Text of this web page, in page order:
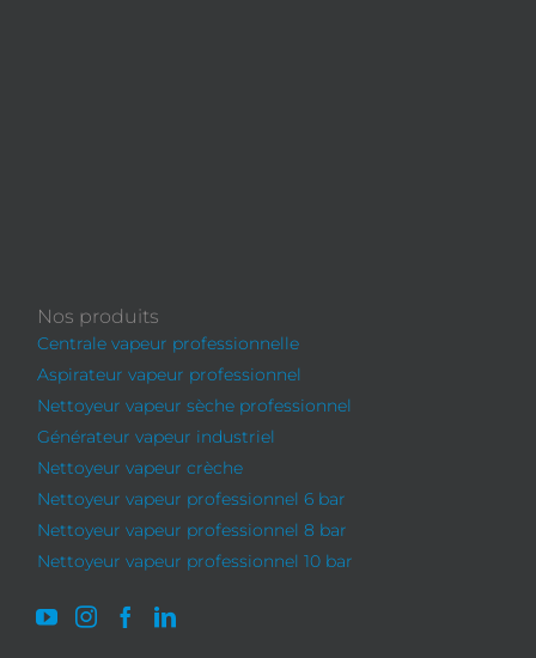
Nos produits
Centrale vapeur professionnelle
Aspirateur vapeur professionnel
Nettoyeur vapeur sèche professionnel
Générateur vapeur industriel
Nettoyeur vapeur crèche
Nettoyeur vapeur professionnel 6 bar
Nettoyeur vapeur professionnel 8 bar
Nettoyeur vapeur professionnel 10 bar